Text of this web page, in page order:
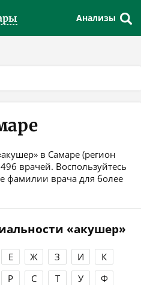
Анализы
в Самаре (регион
врачей. Воспользуйтесь
фамилии врача для более
«акушер»
Е Ж З И
К
Р С Т У
Ф